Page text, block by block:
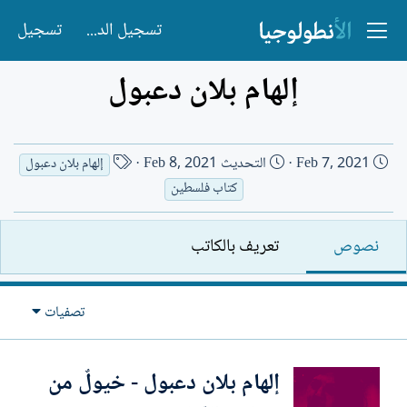
تسجيل الدخول تسجيل
إلهام بلان دعبول
ر
ي
خ
ا
ل
ن
Feb 7, 2021 التحديث Feb 8, 2021
ا
م
ا
ك
ا
ب
إلهام بلان دعبول
كتاب فلسطين
نصوص تعريف بالكاتب
تصفيات
إلهام بلان دعبول - خيولٌ من